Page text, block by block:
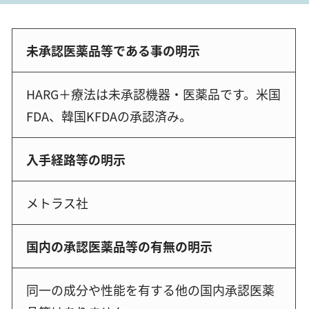
未承認医薬品等である事の明示
HARG＋療法は未承認機器・医薬品です。米国
FDA、韓国KFDAの承認済み。
入手経路等の明示
メトラス社
国内の承認医薬品等の有無の明示
同一の成分や性能を有する他の国内承認医薬